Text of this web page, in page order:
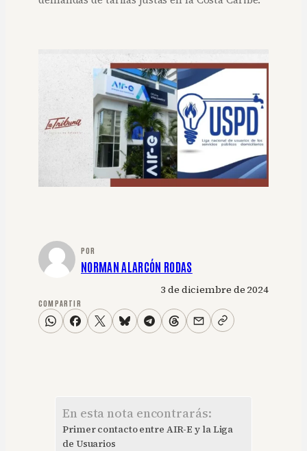
POR
NORMAN ALARCÓN RODAS
3 de diciembre de 2024
COMPARTIR
En esta nota encontrarás:
Primer contacto entre AIR-E y la Liga
de Usuarios